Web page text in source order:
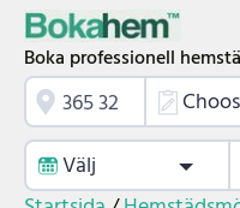
Boka professionell
Välj